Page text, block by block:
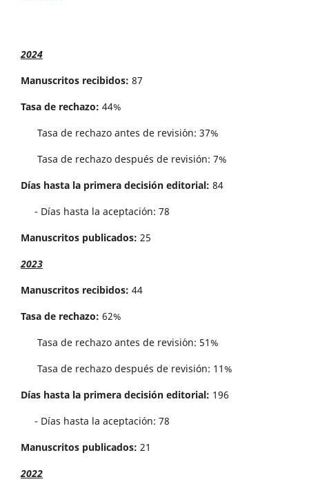
2024
Manuscritos recibidos: 87
Tasa de rechazo: 44%
Tasa de rechazo antes de revisi´on: 37%
Tasa de rechazo después de revisión: 7%
Días hasta la primera decisión editorial: 84
- Días hasta la aceptación: 78
Manuscritos publicados: 25
2023
Manuscritos recibidos: 44
Tasa de rechazo: 62%
Tasa de rechazo antes de revisi´on: 51%
Tasa de rechazo después de revisión: 11%
Días hasta la primera decisión editorial: 196
- Días hasta la aceptación: 78
Manuscritos publicados: 21
2022